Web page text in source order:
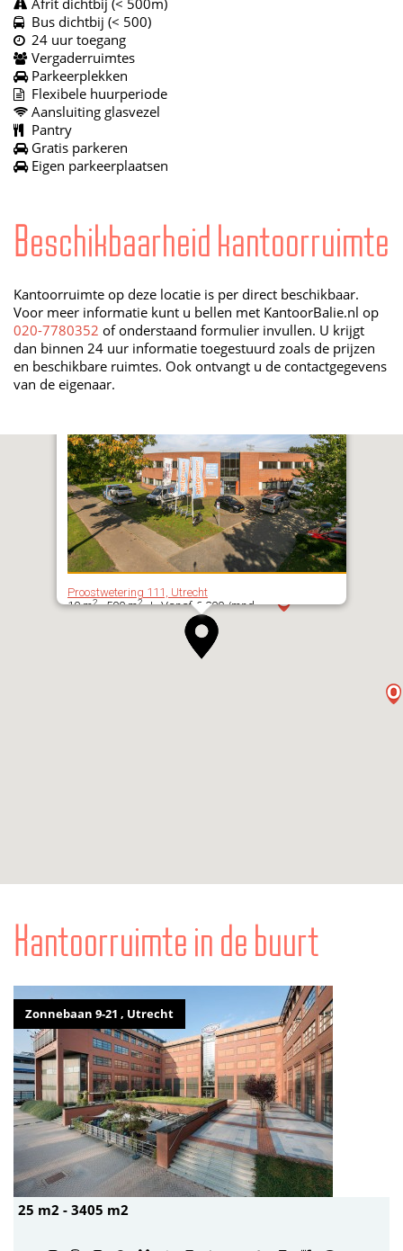
Afrit dichtbij (< 500m)
Bus dichtbij (< 500)
24 uur toegang
Vergaderruimtes
Parkeerplekken
Flexibele huurperiode
Aansluiting glasvezel
Pantry
Gratis parkeren
Eigen parkeerplaatsen
Beschikbaarheid kantoorruimte
Kantoorruimte op deze locatie is per direct beschikbaar.
Voor meer informatie kunt u bellen met KantoorBalie.nl op
020-7780352 of onderstaand formulier invullen. U krijgt
dan binnen 24 uur informatie toegestuurd zoals de prijzen
en beschikbare ruimtes. Ook ontvangt u de contactgegevens
van de eigenaar.
Proostwetering 111, Utrecht
10 m2- 500 m2| Vanaf € 200 /mnd
Kantoorruimte in de buurt
Zonnebaan 9-21 , Utrecht
25 m2 - 3405 m2